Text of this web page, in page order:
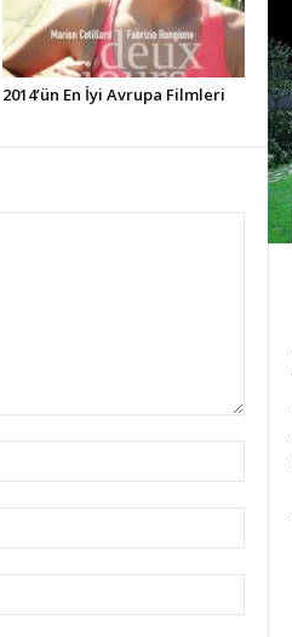
2014’ün En İyi Avrupa Filmleri